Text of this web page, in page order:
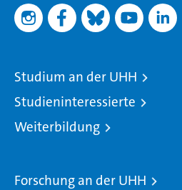
Studium an der UHH
Studieninteressierte
Weiterbildung
Forschung an der UHH